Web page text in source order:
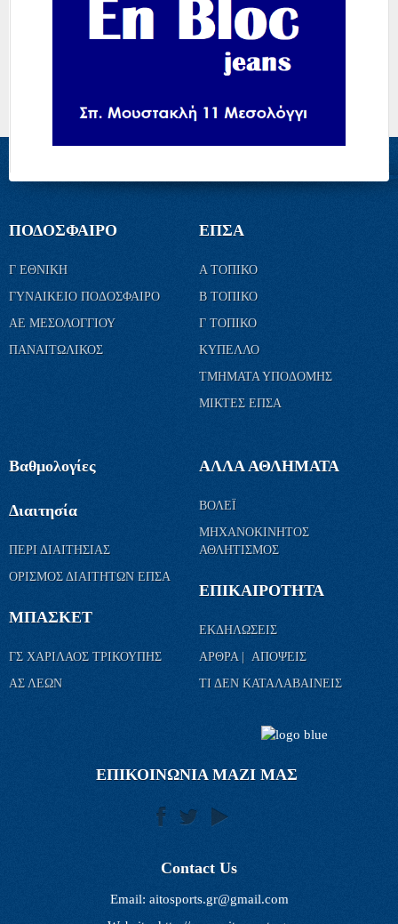
ΠΟΔΟΣΦΑΙΡΟ
Γ ΕΘΝΙΚΗ
ΓΥΝΑΙΚΕΙΟ ΠΟΔΟΣΦΑΙΡΟ
ΑΕ ΜΕΣΟΛΟΓΓΙΟΥ
ΠΑΝΑΙΤΩΛΙΚΟΣ
ΕΠΣΑ
Α ΤΟΠΙΚΟ
Β ΤΟΠΙΚΟ
Γ ΤΟΠΙΚΟ
ΚΥΠΕΛΛΟ
ΤΜΗΜΑΤΑ ΥΠΟΔΟΜΗΣ
ΜΙΚΤΕΣ ΕΠΣΑ
Βαθμολογίες
Διαιτησία
ΠΕΡΙ ΔΙΑΙΤΗΣΙΑΣ
ΟΡΙΣΜΟΣ ΔΙΑΙΤΗΤΩΝ ΕΠΣΑ
ΜΠΑΣΚΕΤ
ΓΣ ΧΑΡΙΛΑΟΣ ΤΡΙΚΟΥΠΗΣ
ΑΣ ΛΕΩΝ
ΑΛΛΑ ΑΘΛΗΜΑΤΑ
ΒΟΛΕΪ
ΜΗΧΑΝΟΚΙΝΗΤΟΣ
ΑΘΛΗΤΙΣΜΟΣ
ΕΠΙΚΑΙΡΟΤΗΤΑ
ΕΚΔΗΛΩΣΕΙΣ
ΑΡΘΡΑ | ΑΠΟΨΕΙΣ
ΤΙ ΔΕΝ ΚΑΤΑΛΑΒΑΙΝΕΙΣ
ΕΠΙΚΟΙΝΩΝΙΑ ΜΑΖΙ ΜΑΣ
Contact Us
Email: aitosports.gr@gmail.com